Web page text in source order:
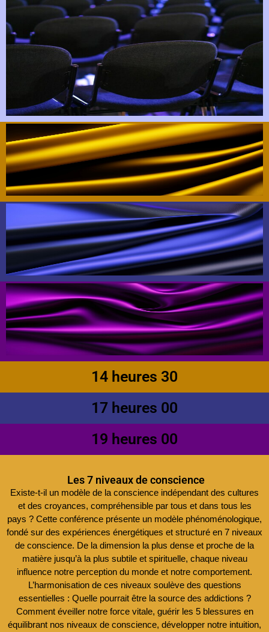
14 heures 30
17 heures 00
19 heures 00
Les 7 niveaux de conscience
Existe-t-il un modèle de la conscience indépendant des cultures
et des croyances, compréhensible par tous et dans tous les
pays ? Cette conférence présente un modèle phénoménologique,
fondé sur des expériences énergétiques et structuré en 7 niveaux
de conscience. De la dimension la plus dense et proche de la
matière jusqu’à la plus subtile et spirituelle, chaque niveau
influence notre perception du monde et notre comportement.
L’harmonisation de ces niveaux soulève des questions
essentielles : Quelle pourrait être la source des addictions ?
Comment éveiller notre force vitale, guérir les 5 blessures en
équilibrant nos niveaux de conscience, développer notre intuition,